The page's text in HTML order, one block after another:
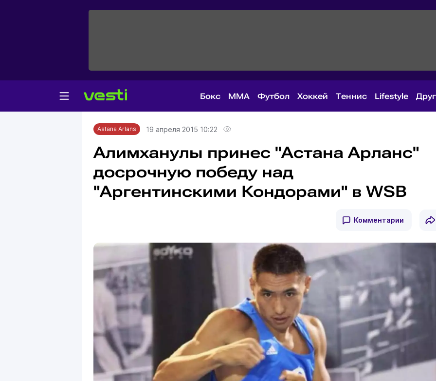
Бокс MMA Футбол Хоккей Теннис Lifestyle
Главная
Astana Arlans
Astana Arlans 19 апреля 2015 10:22
Алимханулы принес "Астана Арланс"
досрочную победу над
"Аргентинскими Кондорами" в WSB
Комментарии